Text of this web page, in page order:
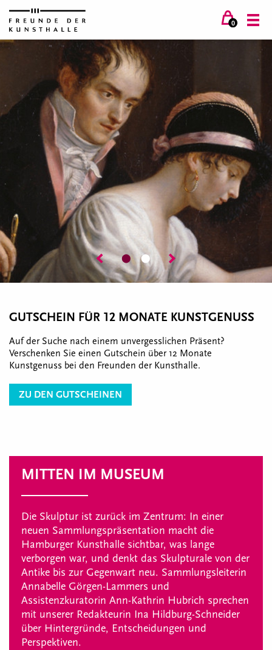
0
GUTSCHEIN FÜR 12 MONATE KUNSTGENUSS
Auf der Suche nach einem unvergesslichen Präsent?
Verschenken Sie einen Gutschein über 12 Monate
Kunstgenuss bei den Freunden der Kunsthalle.
ZU DEN GUTSCHEINEN
⬤ ⬤
MITTEN IM MUSEUM
Die Skulptur ist zurück im Zentrum: In einer
neuen Sammlungspräsentation macht die
Hamburger Kunsthalle sichtbar, was lange
verborgen war, und denkt das Skulpturale von der
Antike bis zur Gegenwart neu. Sammlungsleiterin
Annabelle Görgen-Lammers und
Assistenzkuratorin Ann-Kathrin Hubrich sprechen
mit unserer Redakteurin Ina Hildburg-Schneider
über Hintergründe, Entscheidungen und
Perspektiven.